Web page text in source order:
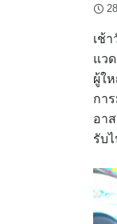
เช้
แว
ผู้ใ
กา
อา
รับ